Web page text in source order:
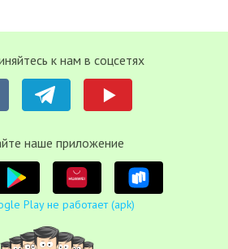
к нам в соцсетях
наше приложение
Play не работает (apk)